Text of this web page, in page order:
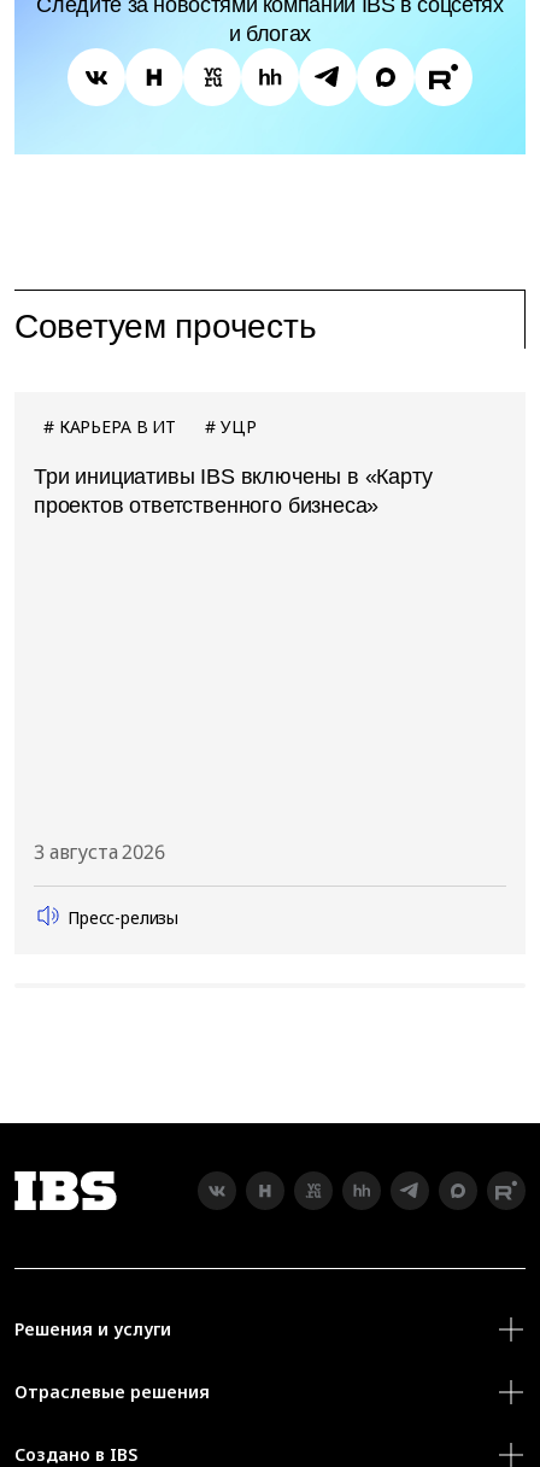
и блогах
Советуем прочесть
КАРЬЕРА В ИТ УЦР
Три инициативы IBS включены в «Карту
проектов ответственного бизнеса»
3 августа 2026
Пресс-релизы
Решения и услуги
Отраслевые решения
Создано в IBS